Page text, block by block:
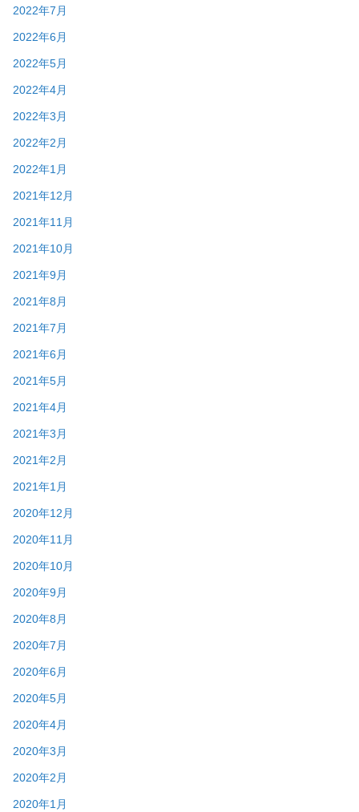
2022年7月
2022年6月
2022年5月
2022年4月
2022年3月
2022年2月
2022年1月
2021年12月
2021年11月
2021年10月
2021年9月
2021年8月
2021年7月
2021年6月
2021年5月
2021年4月
2021年3月
2021年2月
2021年1月
2020年12月
2020年11月
2020年10月
2020年9月
2020年8月
2020年7月
2020年6月
2020年5月
2020年4月
2020年3月
2020年2月
2020年1月